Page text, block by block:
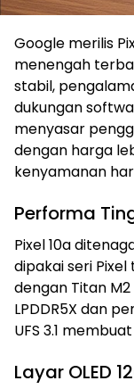
Google merilis
menengah
stabil,
dukungan
menyasar
dengan harga
kenyamanan
Performa
Pixel 10a
dipakai seri
dengan Titan
LPDDR5X dan
UFS 3.1
Layar OLED